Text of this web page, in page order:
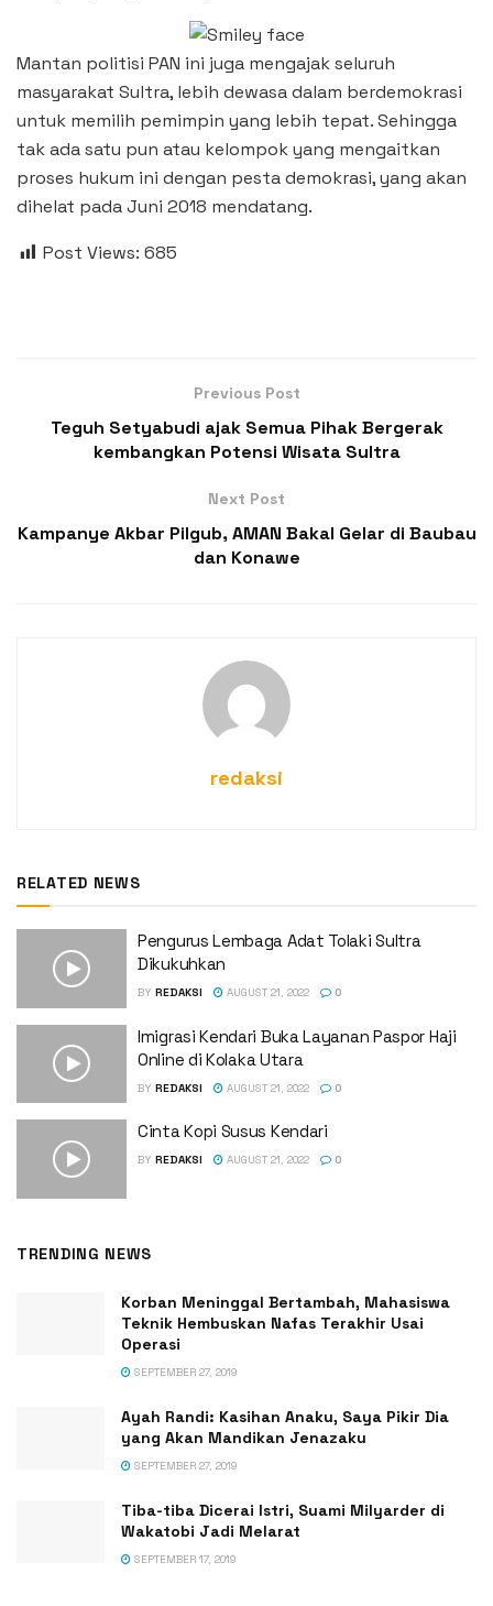
Mantan politisi PAN ini juga mengajak seluruh
masyarakat Sultra, lebih dewasa dalam berdemokrasi
untuk memilih pemimpin yang lebih tepat. Sehingga
tak ada satu pun atau kelompok yang mengaitkan
proses hukum ini dengan pesta demokrasi, yang akan
dihelat pada Juni 2018 mendatang.
Post Views: 685
Previous Post
Teguh Setyabudi ajak Semua Pihak Bergerak
kembangkan Potensi Wisata Sultra
Next Post
Kampanye Akbar Pilgub, AMAN Bakal Gelar di Baubau
dan Konawe
redaksi
RELATED NEWS
Pengurus Lembaga Adat Tolaki Sultra
Dikukuhkan
BY REDAKSI AUGUST 21, 2022 0
Imigrasi Kendari Buka Layanan Paspor Haji
Online di Kolaka Utara
BY REDAKSI AUGUST 21, 2022 0
Cinta Kopi Susus Kendari
BY REDAKSI AUGUST 21, 2022 0
TRENDING NEWS
Korban Meninggal Bertambah, Mahasiswa
Teknik Hembuskan Nafas Terakhir Usai
Operasi
SEPTEMBER 27, 2019
Ayah Randi: Kasihan Anaku, Saya Pikir Dia
yang Akan Mandikan Jenazaku
SEPTEMBER 27, 2019
Tiba-tiba Dicerai Istri, Suami Milyarder di
Wakatobi Jadi Melarat
SEPTEMBER 17, 2019